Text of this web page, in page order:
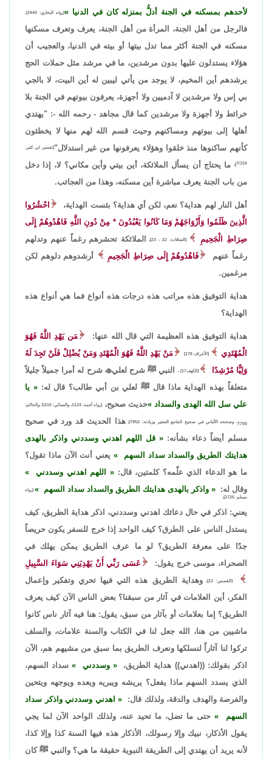
لأحدهم بمسكنه في الجنة أدلُّ بمنزله كان في الدنيا
[رواه البخاري: 2440].
فالرجل من أهل الجنة، المرأة من أهل الجنة، يعرف وتعرف مسكنها
مسكنه في الجنة أكثر مما تدل بيتها أو بيته في الدنيا، والعجيب أن
هؤلاء يستدلون عليها بدون مرشدين، ما في مرشد مثل حملات الحج
يرشدهم أين المخيم، لا يوجد من يأتي ليبين له أين البيت، لا بالجي
بي إس ولا مرشدين لا آدميين ولا أجهزة، يعرفون بيوتهم في الجنة بلا
خرائط ولا أجهزة ولا مرشدين كما قال مجاهد - رحمه الله -: "يهتدي
أهلها إلى بيوتهم ومساكنهم وحيث قسم الله لهم منها لا يخطئون
كأنهم ساكنوها منذ خلقوا وهؤلاء يعرفونها من غير استدلال"[تفسير ابن كثير:
7/310]،
ما يحتاج أن يسأل الملائكة، أين بيتي وأين مكاني؟ لا، إذا دخل
من باب الجنة يعرف مباشرة أين مسكنه، وهذا من العجائب.
أهل النار لهم هداية؟ نعم، لكن أي هداية؟ بئست الهداية،
احْشُرُوا
الَّذِينَ ظَلَمُوا وَأَزْوَاجَهُمْ وَمَا كَانُوا يَعْبُدُونَ * مِنْ دُونِ اللَّهِ فَاهْدُوهُمْ إِلَى
صِرَاطِ الْجَحِيمِ
[الصافات: 22 - 23]،
الملائكة تحشرهم رغماً عنهم وتدلهم
رغماً عنهم
فَاهْدُوهُمْ إِلَى صِرَاطِ الْجَحِيمِ
أرشدوهم دلوهم لكن
مرغمين.
هداية التوفيق هذه مراتب هذه درجات هذه أنواع فما هي أنواع هذه
الهداية؟
هداية التوفيق هذه العظيمة التي قال الله عنها:
مَن يَهْدِ اللَّهُ فَهُوَ
الْمُهْتَدِي
[الأعراف 178]
مَنْ يَهْدِ اللَّهُ فَهُوَ الْمُهْتَدِ وَمَنْ يُضْلِلْ فَلَنْ تَجِدَ لَهُ
وَلِيًّا مُرْشِدًا
[الكهف17] ، النبي ﷺ شرح لعلي شرح له أمرا جميلاً جليلاً
متعلقاً بهذه الهداية ماذا قال ﷺ لعلي بن أبي طالب؟ قال له:
يا
علي سل الله الهدى والسداد
حديث صحيح، [رواه أحمد: 1124، والنسائي: 5210، والحاكم:
7700، وصححه الألباني في صحيح الجامع الصغير وزيادته: 7952]،
هذا الحديث قد ورد في صحيح
مسلم أيضاً دعاء بشأنه:
قل اللهم اهدني وسددني واذكر بالهدى
هدايتك الطريق والسداد سداد السهم
يعني أنت الآن ماذا تقول؟
ما هو الدعاء الذي علّمه؟ كلمتين، قال:
اللهم اهدني وسددني
وقال له:
واذكر بالهدى هدايتك الطريق والسداد سداد السهم
[رواه
مسلم: 2725].
يعني: اذكر في حال دعائك اهدني وسددني، اذكر هداية الطريق، كيف
يستدل الناس على الطرق؟ كيف الواحد إذا خرج للسفر يكون حريصاً
جدًا على معرفة الطريق؟ لو ما عرف الطريق يمكن يهلك في
الصحراء، موسى خرج يقول:
عَسَى رَبِّي أَنْ يَهْدِيَنِي سَوَاءَ السَّبِيلِ
[القصص: 22]،
وهداية الطريق هذه التي فيها تحري وتفكير وإعمال
الفكر، أين العلامات في آثار من سبقنا؟ بعض الناس الآن كيف يعرف
الطريق؟ إما بعلامات أو بآثار من سبق، يقول: هنا فيه آثار ناس كانوا
ماشيين من هنا، الله جعل لنا في الكتاب والسنة علامات، والسلف
تركوا لنا آثاراً لنسلكها ونعرف الطريق بما سبق من مشيهم هم، الآن
اذكر بقولك: ((اهدني)) هداية الطريق،
وسددني
سداد السهم،
الذي يسدد السهم ماذا يفعل؟ يريشه ويبريه ويعده ويوجهه ويتحين
والفرصة والهدف والدقة، ولذلك قال:
اهدني وسددني واذكر سداد
السهم
حتى ما تضل، ما تحيد عنه، ولذلك الواحد الآن لما يجي
يقول الأذكار، نبيك وإلا رسولك، الأذكار هذه فيها السنة كذا وإلا كذا،
لأنه يريد أن يهتدي إلى الطريقة النبوية حقيقة ما هي؟ والنبي ﷺ كان